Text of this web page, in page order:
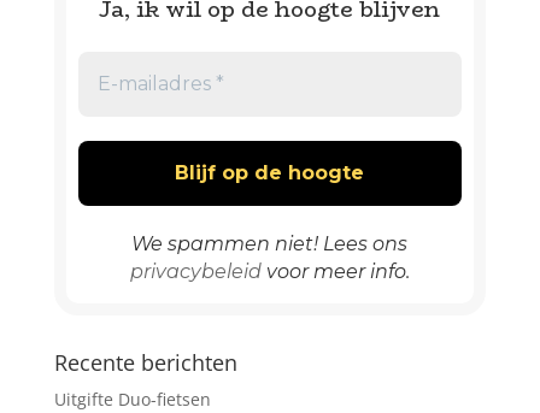
Ja, ik wil op de hoogte blijven
We spammen niet! Lees ons
privacybeleidvoor meer info.
Recente berichten
Uitgifte Duo-fietsen